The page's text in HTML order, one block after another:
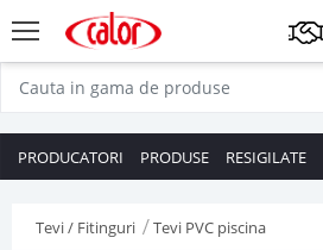
PRODUCATORI PRODUSE RESIGILATE
Tevi / Fitinguri Tevi PVC piscina